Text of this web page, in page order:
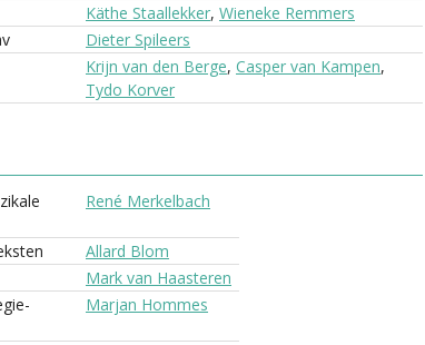
Käthe Staallekker, Wieneke Remmers
Dieter Spileers
Krijn van den Berge, Casper van Kampen,
Tydo Korver
René Merkelbach
Allard Blom
Mark van Haasteren
Marjan Hommes